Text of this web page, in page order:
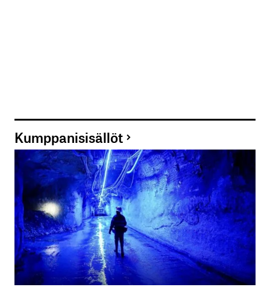
Kumppanisisällöt